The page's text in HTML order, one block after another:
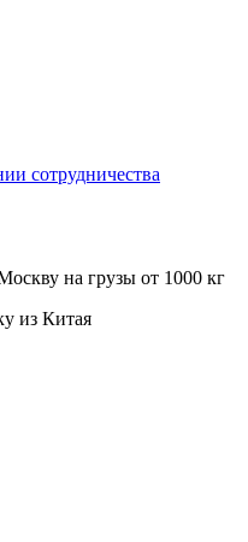
сотрудничества
на грузы от 1000 кг
из Китая